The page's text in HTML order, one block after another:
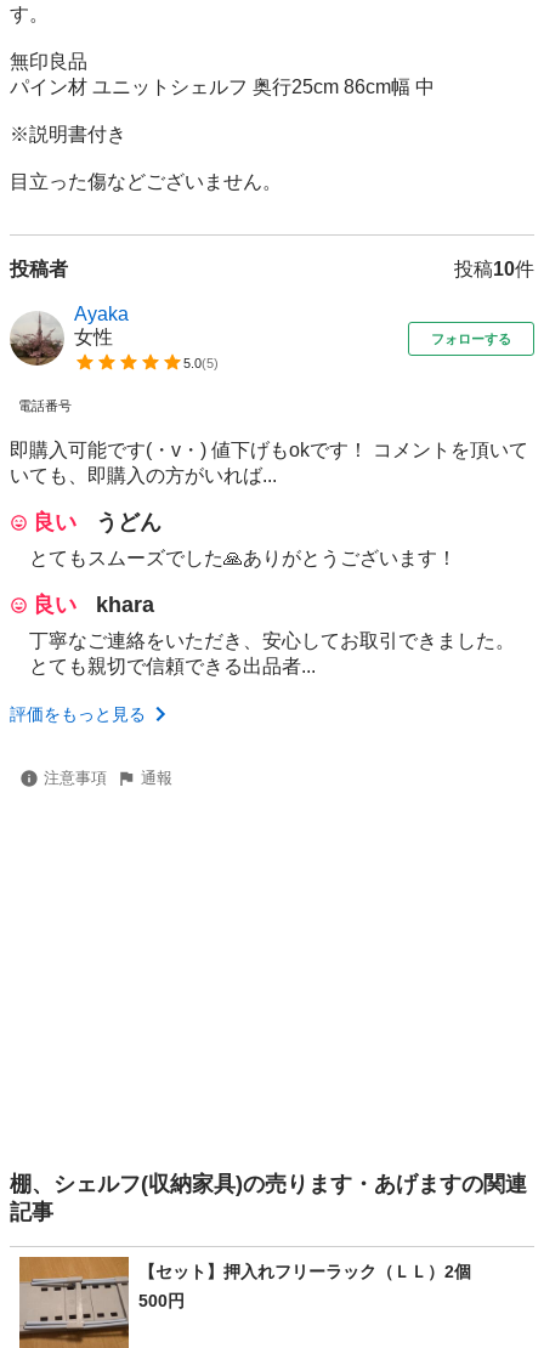
す。
無印良品
パイン材 ユニットシェルフ 奥行25cm 86cm幅 中
※説明書付き
目立った傷などございません。
投稿者 投稿10件
Ayaka
女性
5.0(5)
フォローする
電話番号
即購入可能です(・v・) 値下げもokです！ コメントを頂いて
いても、即購入の方がいれば...
良い うどん
とてもスムーズでした🙏ありがとうございます！
良い khara
丁寧なご連絡をいただき、安心してお取引できました。
とても親切で信頼できる出品者...
評価をもっと見る
注意事項 通報
棚、シェルフ(収納家具)の売ります・あげますの関連
記事
【セット】押入れフリーラック（ＬＬ）2個
500円